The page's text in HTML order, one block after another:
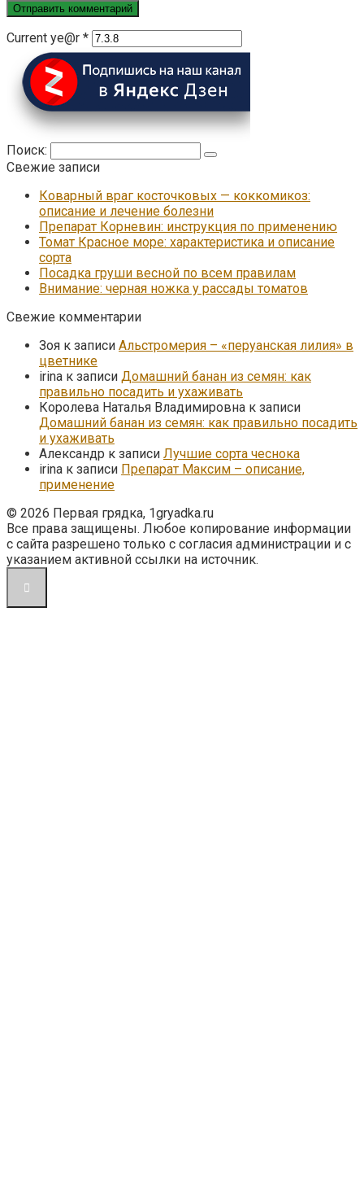
Current ye@r *
Поиск:
Свежие записи
Коварный враг косточковых — коккомикоз:
описание и лечение болезни
Препарат Корневин: инструкция по применению
Томат Красное море: характеристика и описание
сорта
Посадка груши весной по всем правилам
Внимание: черная ножка у рассады томатов
Свежие комментарии
Зоя к записи Альстромерия – «перуанская лилия» в
цветнике
irina к записи Домашний банан из семян: как
правильно посадить и ухаживать
Королева Наталья Владимировна к записи
Домашний банан из семян: как правильно посадить
и ухаживать
Александр к записи Лучшие сорта чеснока
irina к записи Препарат Максим – описание,
применение
© 2026 Первая грядка, 1gryadka.ru
Все права защищены. Любое копирование информации
с сайта разрешено только с согласия администрации и с
указанием активной ссылки на источник.